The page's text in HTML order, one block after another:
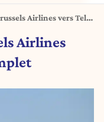
Airlines vers Tel-
Airlines